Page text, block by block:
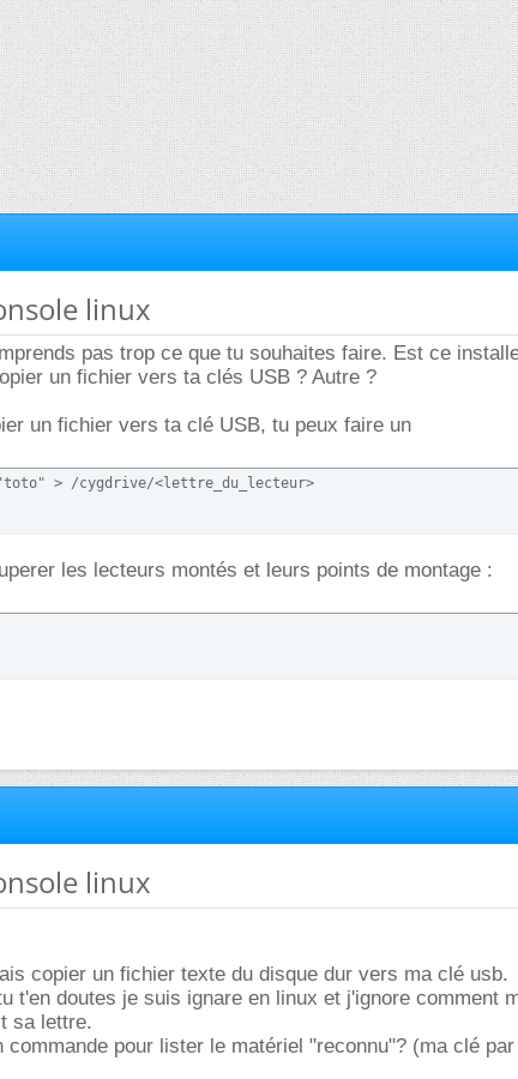
linux
pas trop ce que tu souhaites faire. Est ce
un fichier vers ta clés USB ? Autre ?
un fichier vers ta clé USB, tu peux faire un
> /cygdrive/<lettre_du_lecteur>
les lecteurs montés et leurs points de montage :
linux
copier un fichier texte du disque dur vers ma clé usb.
t'en doutes je suis ignare en linux et j'ignore comment
sa lettre.
commande pour lister le matériel "reconnu"? (ma clé